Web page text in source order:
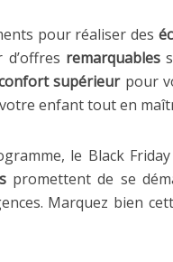
pour réaliser des
remarquables
supérieurpour
votre enfant tout en
le Black
promettent de se
Marquez bien